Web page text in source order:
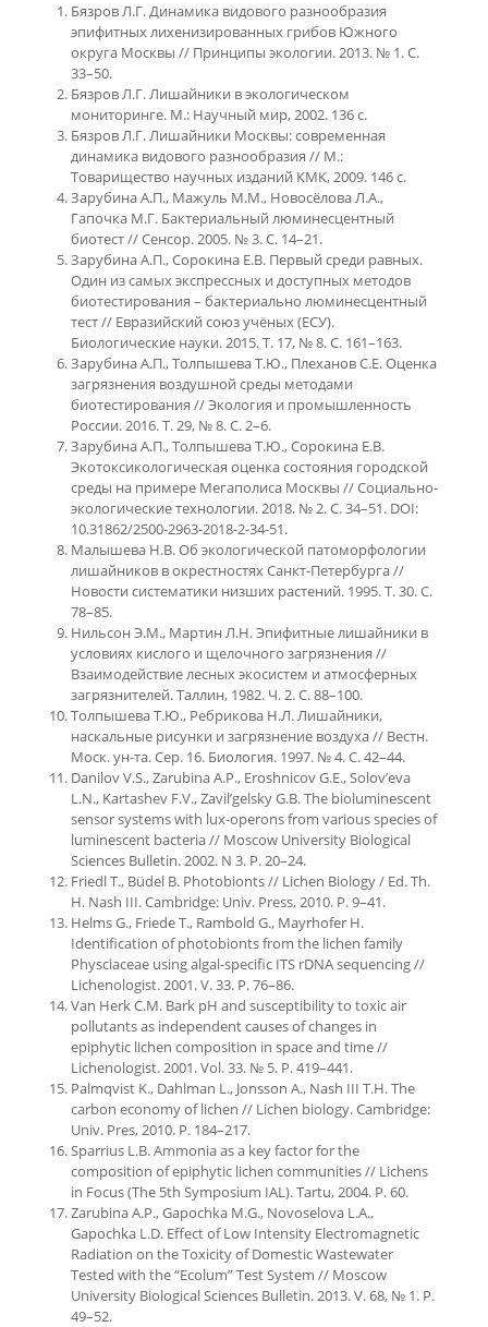
Бязров Л.Г. Динамика видового разнообразия
эпифитных лихенизированных грибов Южного
округа Москвы // Принципы экологии. 2013. № 1. С.
33–50.
Бязров Л.Г. Лишайники в экологическом
мониторинге. М.: Научный мир, 2002. 136 с.
Бязров Л.Г. Лишайники Москвы: современная
динамика видового разнообразия // М.:
Товарищество научных изданий КМК, 2009. 146 с.
Зарубина А.П., Мажуль М.М., Новосёлова Л.А.,
Гапочка М.Г. Бактериальный люминесцентный
биотест // Сенсор. 2005. № 3. С. 14–21.
Зарубина А.П., Сорокина Е.В. Первый среди равных.
Один из самых экспрессных и доступных методов
биотестирования – бактериально люминесцентный
тест // Евразийский союз учёных (ЕСУ).
Биологические науки. 2015. Т. 17, № 8. С. 161–163.
Зарубина А.П., Толпышева Т.Ю., Плеханов С.Е. Оценка
загрязнения воздушной среды методами
биотестирования // Экология и промышленность
России. 2016. Т. 29, № 8. С. 2–6.
Зарубина А.П., Толпышева Т.Ю., Сорокина Е.В.
Экотоксикологическая оценка состояния городской
среды на примере Мегаполиса Москвы // Социально-
экологические технологии. 2018. № 2. С. 34–51. DOI:
10.31862/2500-2963-2018-2-34-51.
Малышева Н.В. Об экологической патоморфологии
лишайников в окрестностях Санкт-Петербурга //
Новости систематики низших растений. 1995. Т. 30. С.
78–85.
Нильсон Э.М., Мартин Л.Н. Эпифитные лишайники в
условиях кислого и щелочного загрязнения //
Взаимодействие лесных экосистем и атмосферных
загрязнителей. Таллин, 1982. Ч. 2. С. 88–100.
Толпышева Т.Ю., Ребрикова Н.Л. Лишайники,
наскальные рисунки и загрязнение воздуха // Вестн.
Моск. ун-та. Сер. 16. Биология. 1997. № 4. С. 42–44.
Danilov V.S., Zarubina A.P., Eroshnicov G.E., Solov’eva
L.N., Kartashev F.V., Zavil’gelsky G.B. The bioluminescent
sensor systems with lux-operons from various species of
luminescent bacteria // Moscow University Biological
Sciences Bulletin. 2002. N 3. P. 20–24.
Friedl T., Büdel B. Photobionts // Lichen Biology / Ed. Th.
H. Nash III. Cambridge: Univ. Press, 2010. P. 9–41.
Helms G., Friede T., Rambold G., Mayrhofer H.
Identification of photobionts from the lichen family
Physciaceae using algal-specific ITS rDNA sequencing //
Lichenologist. 2001. V. 33. P. 76–86.
Van Herk C.M. Bark pH and susceptibility to toxic air
pollutants as independent causes of changes in
epiphytic lichen composition in space and time //
Lichenologist. 2001. Vol. 33. № 5. P. 419–441.
Palmqvist K., Dahlman L., Jonsson A., Nash III T.H. The
carbon economy of lichen // Lichen biology. Cambridge:
Univ. Pres, 2010. P. 184–217.
Sparrius L.B. Ammonia as a key factor for the
composition of epiphytic lichen communities // Lichens
in Focus (The 5th Symposium IAL). Tartu, 2004. P. 60.
Zarubina A.P., Gapochka M.G., Novoselova L.A.,
Gapochka L.D. Effect of Low Intensity Electromagnetic
Radiation on the Toxicity of Domestic Wastewater
Tested with the “Ecolum” Test System // Moscow
University Biological Sciences Bulletin. 2013. V. 68, № 1. P.
49–52.